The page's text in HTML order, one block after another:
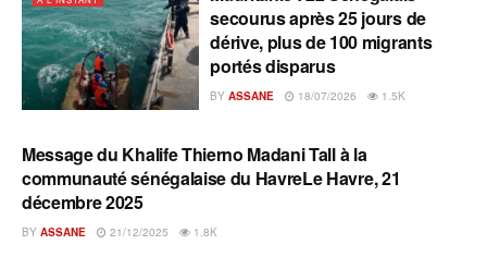
secourus après 25 jours de
dérive, plus de 100 migrants
portés disparus
BY ASSANE 18/07/2026 1.5K
A L'INSTANT
Message du Khalife Thierno Madani Tall à la
communauté sénégalaise du HavreLe Havre, 21
décembre 2025
BY ASSANE 21/12/2025 1.8K